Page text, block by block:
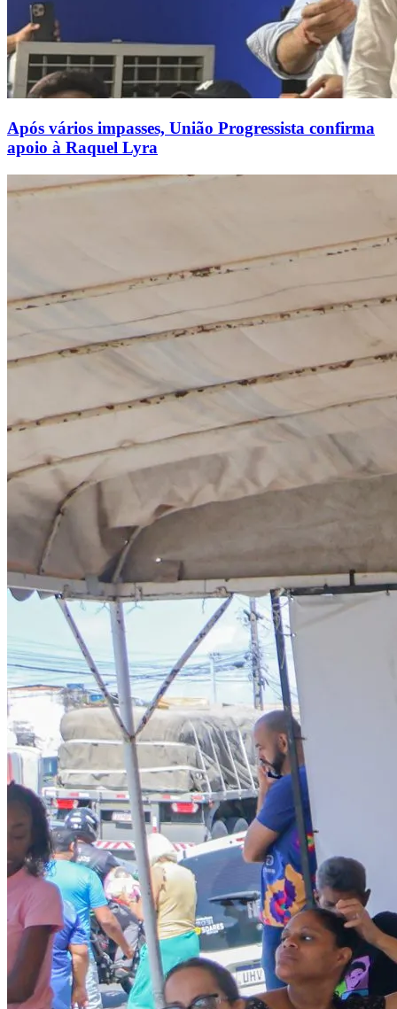
Após vários impasses, União Progressista confirma
apoio à Raquel Lyra